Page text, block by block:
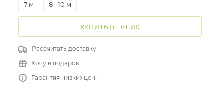
7 м 8 - 10 м
КУПИТЬ В 1 КЛИК
Рассчитать доставку
Хочу в подарок
Гарантия низких цен!